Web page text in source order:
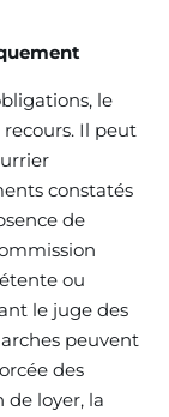
le
Il peut
constatés
de
ou
le juge des
peuvent
des
loyer, la